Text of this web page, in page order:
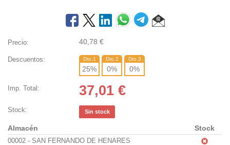
Precio: 40,78 €
Descuentos: Dto.1
25%
Dto.2
0%
Dto.3
0%
Imp. Total: 37,01 €
Stock: Sin stock
Almacén Stock
00002 - SAN FERNANDO DE HENARES